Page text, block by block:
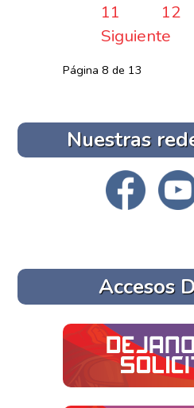
11
12
Siguiente
Página 8 de 13
Nuestras
Accesos